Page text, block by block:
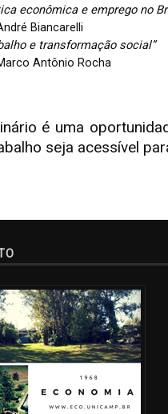
econômica e emprego no
Biancarelli
e transformação social”
Antônio Rocha
é uma
seja acessível